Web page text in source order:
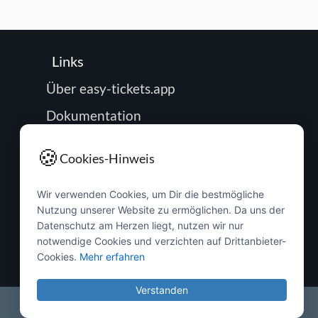
Links
Über easy-tickets.app
Dokumentation
Impressum
Datenschutz
Passwort zurücksetzen
Buchung verwalten
🍪Cookies-Hinweis
Wir verwenden Cookies, um Dir die bestmögliche
Nutzung unserer Website zu ermöglichen. Da uns der
Datenschutz am Herzen liegt, nutzen wir nur
notwendige Cookies und verzichten auf Drittanbieter-
Cookies. Mehr erfahren
Verstanden